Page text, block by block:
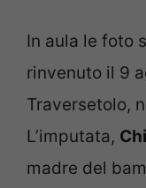
In aula le foto
rinvenuto il 9
Traversetolo,
L’imputata,
madre del